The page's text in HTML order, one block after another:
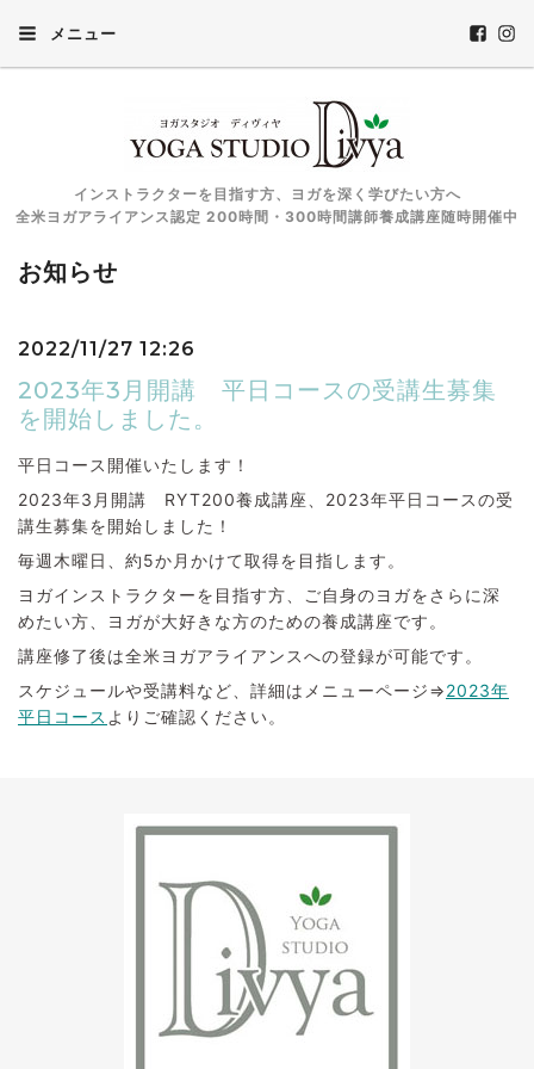
メニュー
インストラクターを目指す方、ヨガを深く学びたい方へ
全米ヨガアライアンス認定 200時間・300時間講師養成講座随時開催中
お知らせ
2022/11/27 12:26
2023年3月開講 平日コースの受講生募集
を開始しました。
平日コース開催いたします！
2023年3月開講 RYT200養成講座、2023年平日コースの受
講生募集を開始しました！
毎週木曜日、約5か月かけて取得を目指します。
ヨガインストラクターを目指す方、ご自身のヨガをさらに深
めたい方、ヨガが大好きな方のための養成講座です。
講座修了後は全米ヨガアライアンスへの登録が可能です。
スケジュールや受講料など、詳細はメニューページ⇒2023年
平日コース よりご確認ください。